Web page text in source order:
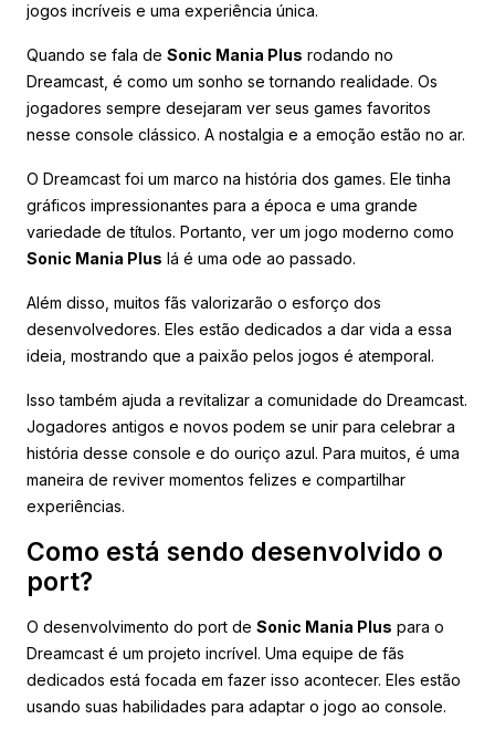
jogos incríveis e uma experiência única.
Quando se fala de Sonic Mania Plus rodando no
Dreamcast, é como um sonho se tornando realidade. Os
jogadores sempre desejaram ver seus games favoritos
nesse console clássico. A nostalgia e a emoção estão no ar.
O Dreamcast foi um marco na história dos games. Ele tinha
gráficos impressionantes para a época e uma grande
variedade de títulos. Portanto, ver um jogo moderno como
Sonic Mania Plus lá é uma ode ao passado.
Além disso, muitos fãs valorizarão o esforço dos
desenvolvedores. Eles estão dedicados a dar vida a essa
ideia, mostrando que a paixão pelos jogos é atemporal.
Isso também ajuda a revitalizar a comunidade do Dreamcast.
Jogadores antigos e novos podem se unir para celebrar a
história desse console e do ouriço azul. Para muitos, é uma
maneira de reviver momentos felizes e compartilhar
experiências.
Como está sendo desenvolvido o
port?
O desenvolvimento do port de Sonic Mania Plus para o
Dreamcast é um projeto incrível. Uma equipe de fãs
dedicados está focada em fazer isso acontecer. Eles estão
usando suas habilidades para adaptar o jogo ao console.